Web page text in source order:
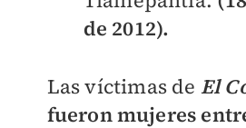
de 2012).
Las víctimas de El
fueron mujeres